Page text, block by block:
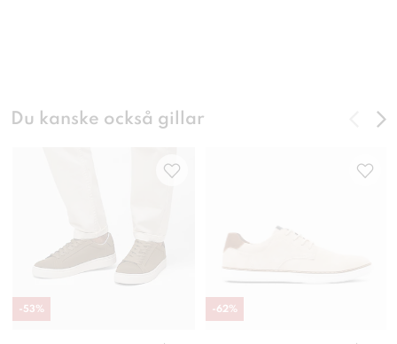
Du kanske också gillar
-53% -62%